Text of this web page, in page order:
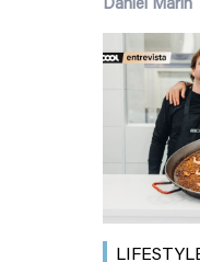
Daniel Marín